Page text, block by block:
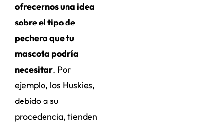
ofrecernos una idea
sobre el tipo de
pechera que tu
mascota podría
necesitar. Por
ejemplo, los Huskies,
debido a su
procedencia, tienden